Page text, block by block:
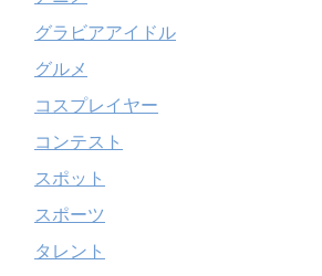
グラビアアイドル
グルメ
コスプレイヤー
コンテスト
スポット
スポーツ
タレント